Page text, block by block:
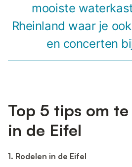
mooiste
Rheinland waar je
en concerten
Top 5 tips om te
in de Eifel
1. Rodelen in de Eifel